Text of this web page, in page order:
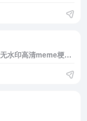
<p> 在线梗图生成器！在线做梗图meme,超多无水印高清meme梗图模板等你来免费制作分享！电脑PC端或者手机端都能在线制作属于自己的meme梗图 </p>